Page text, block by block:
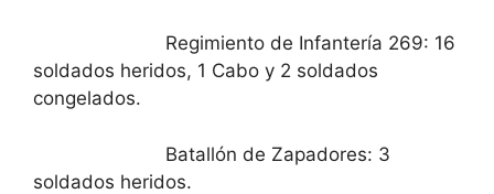
Regimiento de Infantería 269: 16
soldados heridos, 1 Cabo y 2 soldados
congelados.
Batallón de Zapadores: 3
soldados heridos.